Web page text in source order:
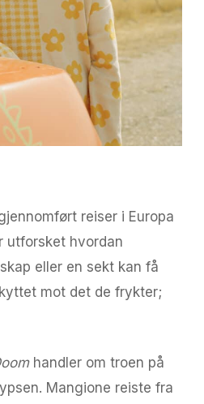
reiser i Europa
utforsket hvordan
eller en sekt kan få
mot det de frykter;
handler om troen på
Mangione reiste fra